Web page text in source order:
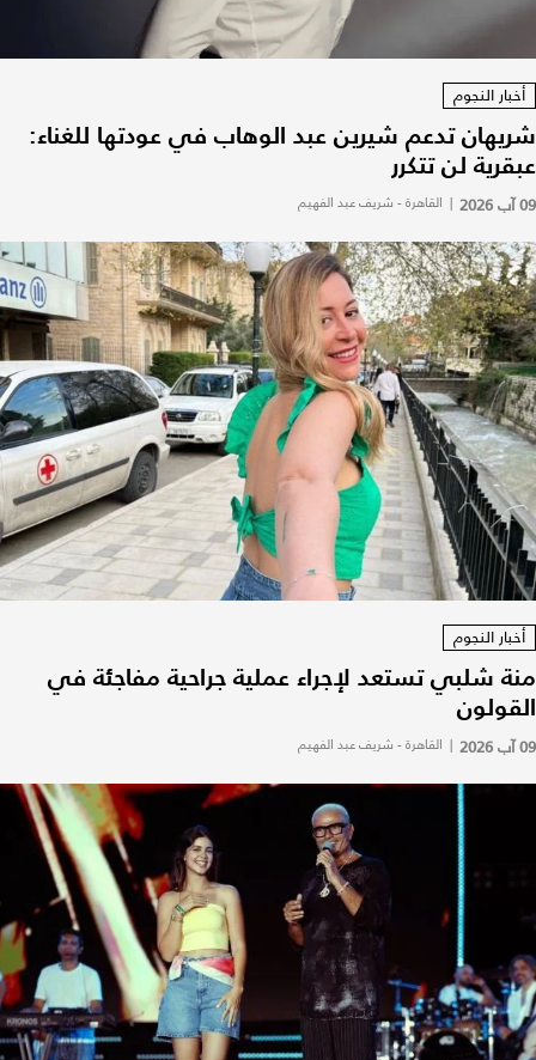
أخبار النجوم
شريهان تدعم شيرين عبد الوهاب في عودتها للغناء:
عبقرية لن تتكرر
09 آب 2026 | القاهرة - شريف عبد الفهيم
أخبار النجوم
منة شلبي تستعد لإجراء عملية جراحية مفاجئة في
القولون
09 آب 2026 | القاهرة - شريف عبد الفهيم